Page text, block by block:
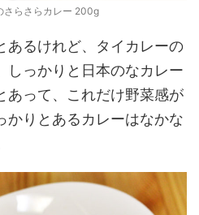
さらさらカレー 200g
あるけれど、タイカレーの
しっかりと日本のなカレー
あって、これだけ野菜感が
かりとあるカレーはなかな